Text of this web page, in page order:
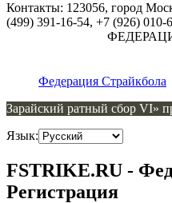
Контакты: 123056, город
(499) 391-16-54, +7 (926) 010-
Федерация Страйкбола
Зарайский ратный сбор VI»
Язык:
FSTRIKE.RU -
Регистрация